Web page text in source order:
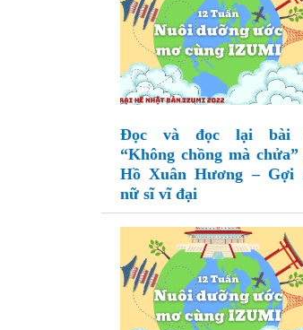
Đọc và đọc lại bài
“Không chồng mà chửa”
Hồ Xuân Hương – Gợi
nữ sĩ vĩ đại